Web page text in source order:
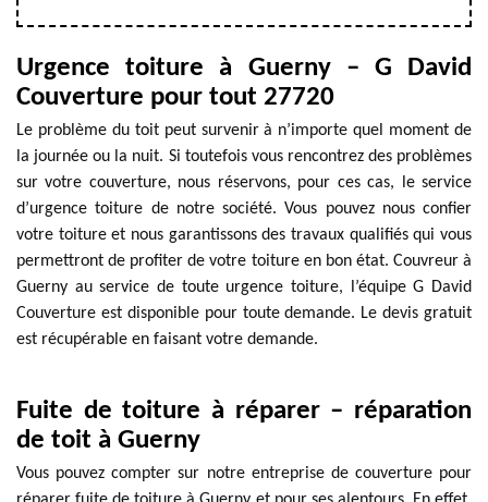
Urgence toiture à Guerny – G David
Couverture pour tout 27720
Le problème du toit peut survenir à n’importe quel moment de
la journée ou la nuit. Si toutefois vous rencontrez des problèmes
sur votre couverture, nous réservons, pour ces cas, le service
d’urgence toiture de notre société. Vous pouvez nous confier
votre toiture et nous garantissons des travaux qualifiés qui vous
permettront de profiter de votre toiture en bon état. Couvreur à
Guerny au service de toute urgence toiture, l’équipe G David
Couverture est disponible pour toute demande. Le devis gratuit
est récupérable en faisant votre demande.
Fuite de toiture à réparer – réparation
de toit à Guerny
Vous pouvez compter sur notre entreprise de couverture pour